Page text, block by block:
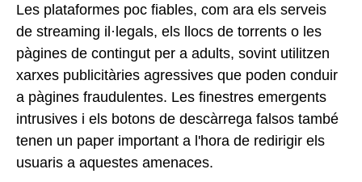
Les plataformes poc fiables, com ara els serveis
de streaming il·legals, els llocs de torrents o les
pàgines de contingut per a adults, sovint utilitzen
xarxes publicitàries agressives que poden conduir
a pàgines fraudulentes. Les finestres emergents
intrusives i els botons de descàrrega falsos també
tenen un paper important a l'hora de redirigir els
usuaris a aquestes amenaces.